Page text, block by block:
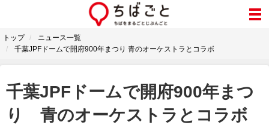
トップ
ニュース一覧
千葉JPFドームで開府900年まつり 青のオーケストラとコラボ
千葉JPFドームで開府900年まつ
り 青のオーケストラとコラボ